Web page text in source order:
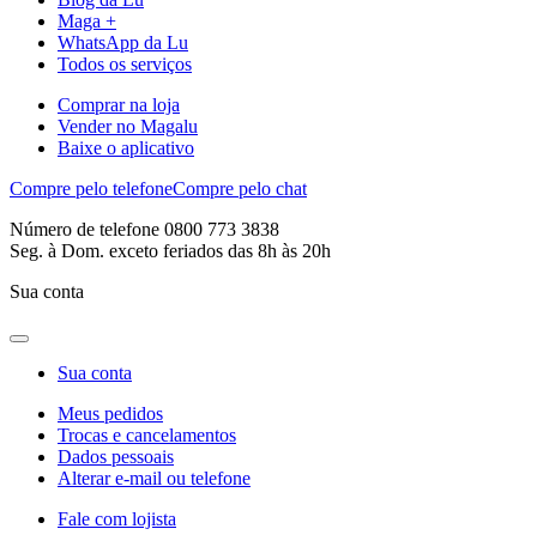
Maga +
WhatsApp da Lu
Todos os serviços
Comprar na loja
Vender no Magalu
Baixe o aplicativo
Compre pelo telefoneCompre pelo chat
Número de telefone 0800 773 3838
Seg. à Dom. exceto feriados das 8h às 20h
Sua conta
Sua conta
Meus pedidos
Trocas e cancelamentos
Dados pessoais
Alterar e-mail ou telefone
Fale com lojista